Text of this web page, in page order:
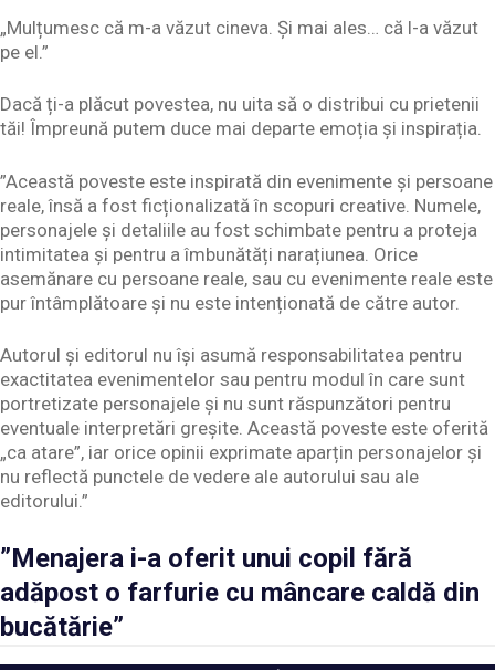
„Mulțumesc că m-a văzut cineva. Și mai ales… că l-a văzut
pe el.”
Dacă ți-a plăcut povestea, nu uita să o distribui cu prietenii
tăi! Împreună putem duce mai departe emoția și inspirația.
”Această poveste este inspirată din evenimente și persoane
reale, însă a fost ficționalizată în scopuri creative. Numele,
personajele și detaliile au fost schimbate pentru a proteja
intimitatea și pentru a îmbunătăți narațiunea. Orice
asemănare cu persoane reale, sau cu evenimente reale este
pur întâmplătoare și nu este intenționată de către autor.
Autorul și editorul nu își asumă responsabilitatea pentru
exactitatea evenimentelor sau pentru modul în care sunt
portretizate personajele și nu sunt răspunzători pentru
eventuale interpretări greșite. Această poveste este oferită
„ca atare”, iar orice opinii exprimate aparțin personajelor și
nu reflectă punctele de vedere ale autorului sau ale
editorului.”
”Menajera i-a oferit unui copil fără
adăpost o farfurie cu mâncare caldă din
bucătărie”